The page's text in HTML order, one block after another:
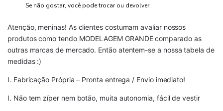
Se não gostar, você pode trocar ou devolver.
Atenção, meninas! As clientes costumam avaliar nossos
produtos como tendo MODELAGEM GRANDE comparado as
outras marcas de mercado. Então atentem-se a nossa tabela de
medidas :)
I. Fabricação Própria – Pronta entrega / Envio imediato!
I. Não tem zíper nem botão, muita autonomia, fácil de vestir